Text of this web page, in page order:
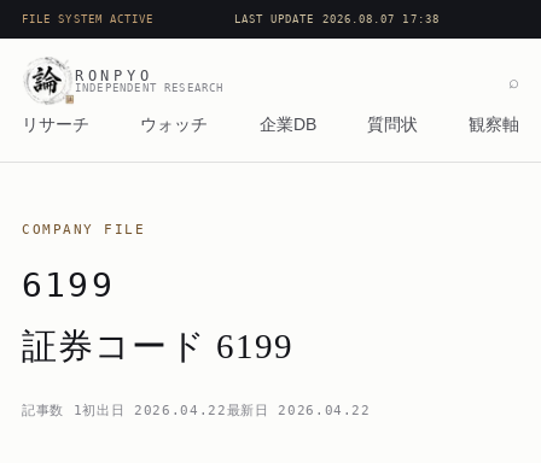
FILE SYSTEM ACTIVE LAST UPDATE 2026.08.07 17:38
RONPYO
INDEPENDENT RESEARCH
リサーチ ウォッチ 企業DB 質問状 観察軸
⌕
COMPANY FILE
6199
証券コード 6199
記事数 1初出日 2026.04.22最新日 2026.04.22